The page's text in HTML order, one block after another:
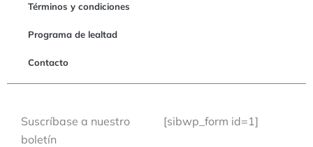
Términos y condiciones
Programa de lealtad
Contacto
Suscríbase a nuestro
boletín
[sibwp_form id=1]